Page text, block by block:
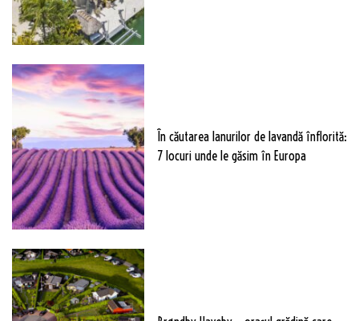
În căutarea lanurilor de lavandă înflorită:
7 locuri unde le găsim în Europa